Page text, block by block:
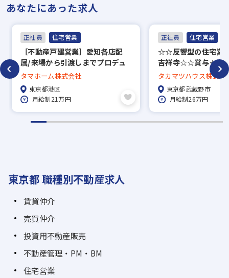
あなたにあった求人
正社員 住宅営業
［不動産戸建営業］愛知各店配
属/来場から引渡しまでプロデュ
ース！/手当充実！安定の上場企
業◎
タマホーム株式会社
東京都港区
月給制21万円
正社員 住宅営業
☆☆反響型の住宅営
吉祥寺☆☆賞与＋イ
2000万以上も可能！
125日×完全週休2日
タカマツハウス株式会
東京都武蔵野市
月給制26万円
東京都 職種別不動産求人
賃貸仲介
売買仲介
投資用不動産販売
不動産管理・PM・BM
住宅営業